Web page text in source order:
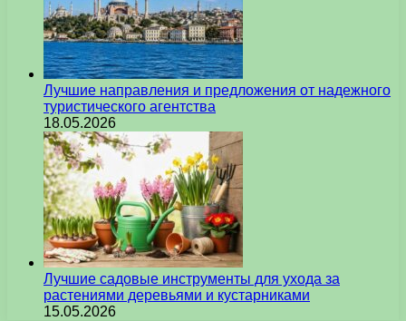
Лучшие направления и предложения от надежного
туристического агентства
18.05.2026
Лучшие садовые инструменты для ухода за
растениями деревьями и кустарниками
15.05.2026